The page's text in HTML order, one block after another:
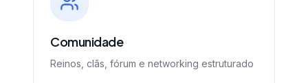
Comunidade
Reinos, clãs, fórum e networking estruturado